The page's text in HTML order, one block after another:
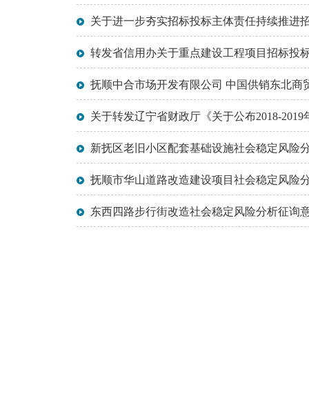
关于进一步夯实招标投标主体责任持续推进
转发省信用办关于重点建设工程项目招标投
抚顺中合市场开发有限公司 中国供销东北
关于转发辽宁省财政厅《关于公布2018-
新抚区老旧小区配套基础设施社会稳定风险
抚顺市华山道路改造建设项目社会稳定风险
东西四路步行街改造社会稳定风险分析征询